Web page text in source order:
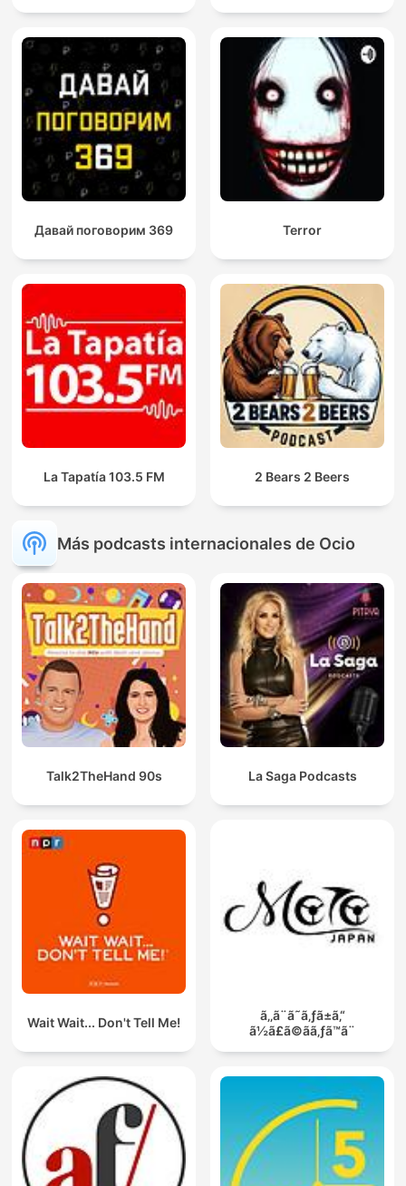
Давай поговорим 369 Terror
La Tapatía 103.5 FM 2 Bears 2 Beers
Más podcasts internacionales de Ocio
Talk2TheHand 90s La Saga Podcasts
Wait Wait... Don't Tell Me!
ã‚‚ã¨ã˜ã‚ƒã±ã‚“
ã½ã£ã©ãã‚ƒã™ã¨